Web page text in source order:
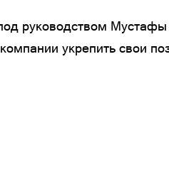
руководством
укрепить свои